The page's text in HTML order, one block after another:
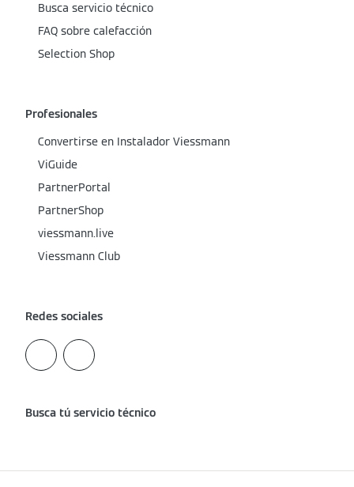
Busca servicio técnico
FAQ sobre calefacción
Selection Shop
Profesionales
Convertirse en Instalador Viessmann
ViGuide
PartnerPortal
PartnerShop
viessmann.live
Viessmann Club
Redes sociales
Busca tú servicio técnico